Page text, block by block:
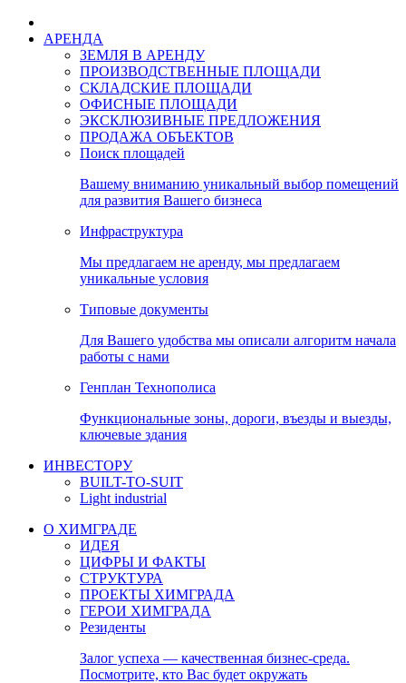
АРЕНДА
ЗЕМЛЯ В АРЕНДУ
ПРОИЗВОДСТВЕННЫЕ ПЛОЩАДИ
СКЛАДСКИЕ ПЛОЩАДИ
ОФИСНЫЕ ПЛОЩАДИ
ЭКСКЛЮЗИВНЫЕ ПРЕДЛОЖЕНИЯ
ПРОДАЖА ОБЪЕКТОВ
Поиск площадей
Вашему вниманию уникальный выбор помещений
для развития Вашего бизнеса
Инфраструктура
Мы предлагаем не аренду, мы предлагаем
уникальные условия
Типовые документы
Для Вашего удобства мы описали алгоритм начала
работы с нами
Генплан Технополиса
Функциональные зоны, дороги, въезды и выезды,
ключевые здания
ИНВЕСТОРУ
BUILT-TO-SUIT
Light industrial
О ХИМГРАДЕ
ИДЕЯ
ЦИФРЫ И ФАКТЫ
СТРУКТУРА
ПРОЕКТЫ ХИМГРАДА
ГЕРОИ ХИМГРАДА
Резиденты
Залог успеха — качественная бизнес-среда.
Посмотрите, кто Вас будет окружать